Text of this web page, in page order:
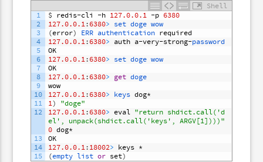
Shell
1
2
3
4
5
6
7
8
9
10
11
12
13
14
15
$ redis-cli -h 127.0.0.1 -p 6380
127.0.0.1:6380> set doge wow
(error) ERR authentication required
127.0.0.1:6380> auth a-very-strong-password
OK
127.0.0.1:6380> set doge wow
OK
127.0.0.1:6380> get doge
wow
127.0.0.1:6380> keys dog*
1) "doge"
127.0.0.1:6380> eval "return shdict.call('d
el', unpack(shdict.call('keys', ARGV[1])))"
0 dog*
OK
127.0.0.1:18002> keys *
(empty list or set)